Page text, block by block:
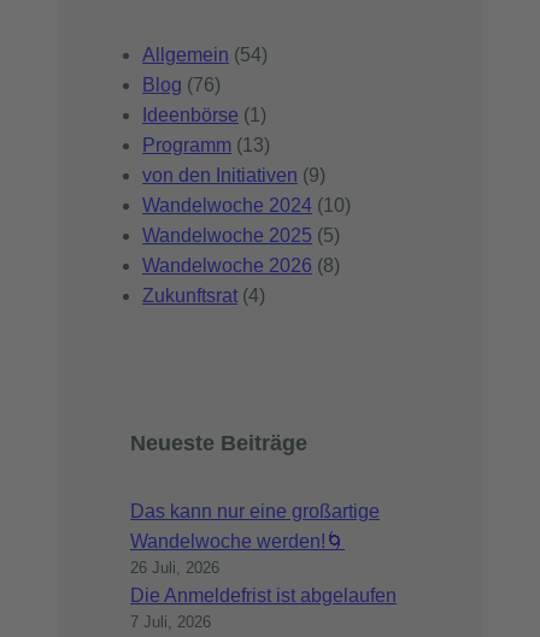
Allgemein (54)
Blog (76)
Ideenbörse (1)
Programm (13)
von den Initiativen (9)
Wandelwoche 2024 (10)
Wandelwoche 2025 (5)
Wandelwoche 2026 (8)
Zukunftsrat (4)
Neueste Beiträge
Das kann nur eine großartige
Wandelwoche werden!🌀
26 Juli, 2026
Die Anmeldefrist ist abgelaufen
7 Juli, 2026